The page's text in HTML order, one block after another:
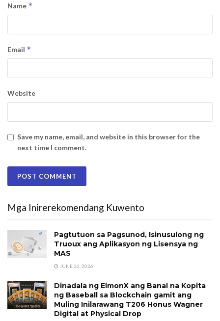
Name *
Email *
Website
Save my name, email, and website in this browser for the
next time I comment.
Mga Inirerekomendang Kuwento
Pagtutuon sa Pagsunod, Isinusulong ng
Truoux ang Aplikasyon ng Lisensya ng
MAS
JUNE 26, 2026
Dinadala ng ElmonX ang Banal na Kopita
ng Baseball sa Blockchain gamit ang
Muling Inilarawang T206 Honus Wagner
Digital at Physical Drop